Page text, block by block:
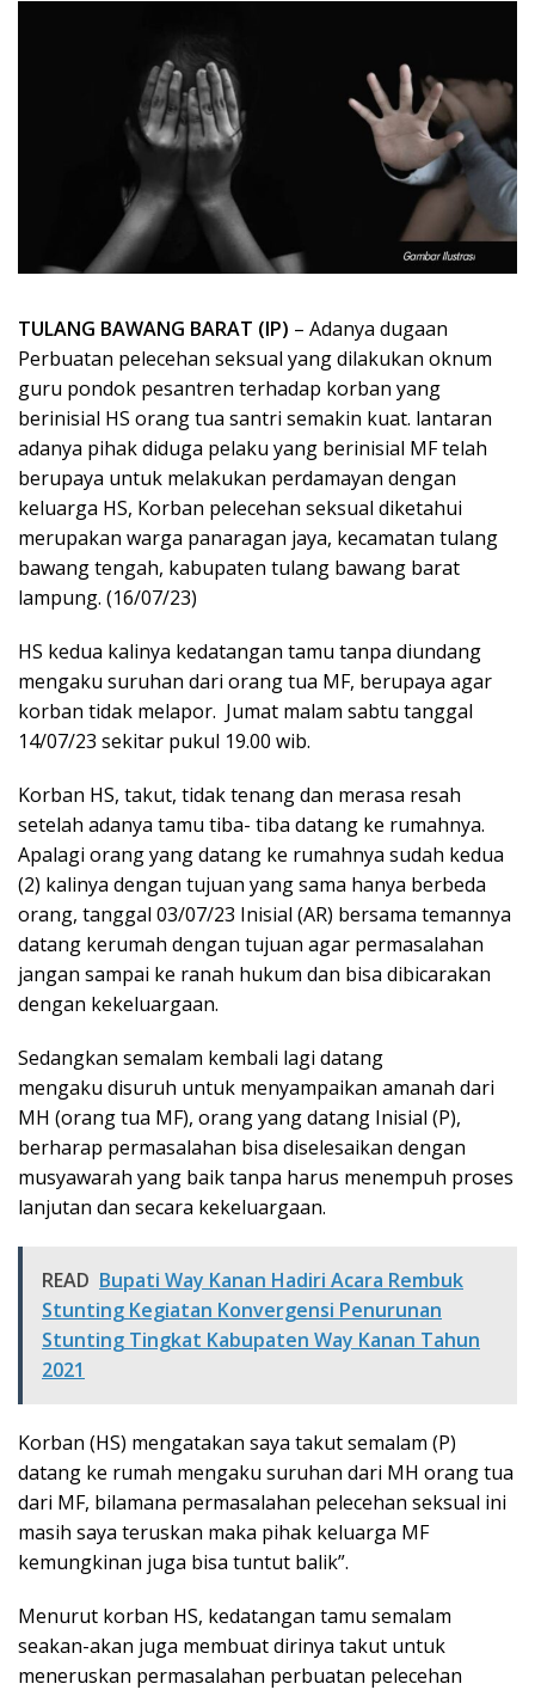
TULANG BAWANG BARAT (IP) – Adanya dugaan
Perbuatan pelecehan seksual yang dilakukan oknum
guru pondok pesantren terhadap korban yang
berinisial HS orang tua santri semakin kuat. lantaran
adanya pihak diduga pelaku yang berinisial MF telah
berupaya untuk melakukan perdamayan dengan
keluarga HS, Korban pelecehan seksual diketahui
merupakan warga panaragan jaya, kecamatan tulang
bawang tengah, kabupaten tulang bawang barat
lampung. (16/07/23)
HS kedua kalinya kedatangan tamu tanpa diundang
mengaku suruhan dari orang tua MF, berupaya agar
korban tidak melapor. Jumat malam sabtu tanggal
14/07/23 sekitar pukul 19.00 wib.
Korban HS, takut, tidak tenang dan merasa resah
setelah adanya tamu tiba- tiba datang ke rumahnya.
Apalagi orang yang datang ke rumahnya sudah kedua
(2) kalinya dengan tujuan yang sama hanya berbeda
orang, tanggal 03/07/23 Inisial (AR) bersama temannya
datang kerumah dengan tujuan agar permasalahan
jangan sampai ke ranah hukum dan bisa dibicarakan
dengan kekeluargaan.
Sedangkan semalam kembali lagi datang
mengaku disuruh untuk menyampaikan amanah dari
MH (orang tua MF), orang yang datang Inisial (P),
berharap permasalahan bisa diselesaikan dengan
musyawarah yang baik tanpa harus menempuh proses
lanjutan dan secara kekeluargaan.
READ Bupati Way Kanan Hadiri Acara Rembuk
Stunting Kegiatan Konvergensi Penurunan
Stunting Tingkat Kabupaten Way Kanan Tahun
2021
Korban (HS) mengatakan saya takut semalam (P)
datang ke rumah mengaku suruhan dari MH orang tua
dari MF, bilamana permasalahan pelecehan seksual ini
masih saya teruskan maka pihak keluarga MF
kemungkinan juga bisa tuntut balik”.
Menurut korban HS, kedatangan tamu semalam
seakan-akan juga membuat dirinya takut untuk
meneruskan permasalahan perbuatan pelecehan